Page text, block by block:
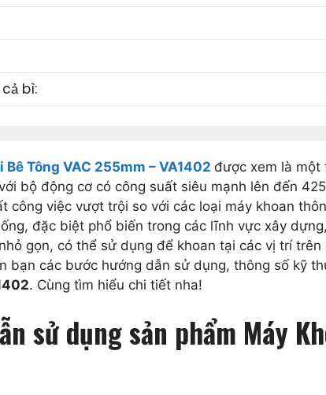
bì:
Bê Tông VAC 255mm – VA1402 được xem là một
bộ động cơ có công suất siêu mạnh lên đến
công việc vượt trội so với các loại máy khoan
đặc biệt phổ biến trong các lĩnh vực xây
gọn, có thể sử dụng để khoan tại các vị trí
bạn các bước hướng dẫn sử dụng, thông số kỹ
. Cùng tìm hiểu chi tiết nha!
sử dụng sản phẩm Máy